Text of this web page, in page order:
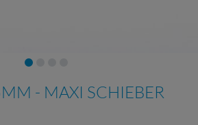
- MAXI SCHIEBER